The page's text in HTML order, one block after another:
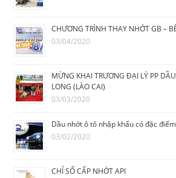
CHƯƠNG TRÌNH THAY NHỚT GB –
03/04/2020
MỪNG KHAI TRƯƠNG ĐẠI LÝ PP
LONG (LÀO CAI)
03/03/2020
Dầu nhớt ô tô nhập khẩu có đặc
03/02/2020
CHỈ SỐ CẤP NHỚT API